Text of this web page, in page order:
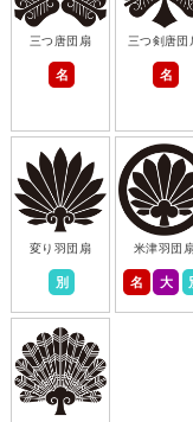
三つ唐団扇
名
三つ剣唐団
名
変り羽団扇
別
米津羽団
名 大